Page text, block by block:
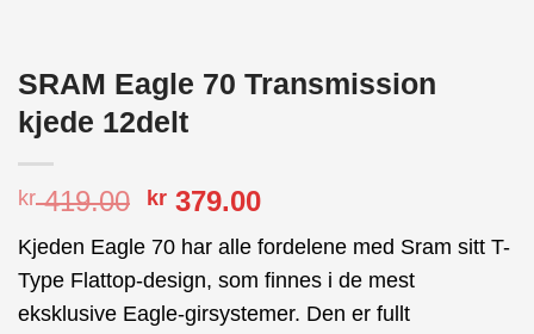
SRAM Eagle 70 Transmission
kjede 12delt
kr419.00 Opprinnelig
var:
kr 419.00.
kr 379.00Nåværende
er:
kr 379.00.
Kjeden Eagle 70 har alle fordelene med Sram sitt T-
Type Flattop-design, som finnes i de mest
eksklusive Eagle-girsystemer. Den er fullt